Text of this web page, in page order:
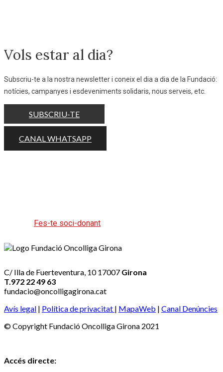
Vols estar al dia?
Subscriu-te a la nostra newsletter i coneix el dia a dia de la Fundació:
notícies, campanyes i esdeveniments solidaris, nous serveis, etc.
SUBSCRIU-TE
CANAL WHATSAPP
Fes-te soci-donant
C/ Illa de Fuerteventura, 10 17007 Girona
T.972 22 49 63
fundacio@oncolligagirona.cat
Avís legal | Política de privacitat | MapaWeb | Canal Denúncies
© Copyright Fundació Oncolliga Girona 2021
Accés directe: